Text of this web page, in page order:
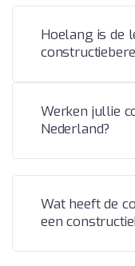
Hoelang is de
Werken jullie
Nederland?
Wat heeft de
een